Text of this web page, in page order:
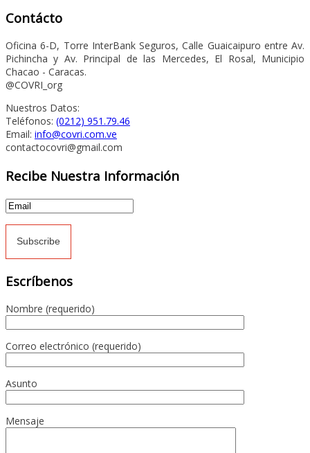
Contácto
Oficina 6-D, Torre InterBank Seguros, Calle Guaicaipuro entre Av.
Pichincha y Av. Principal de las Mercedes, El Rosal, Municipio
Chacao - Caracas.
@COVRI_org
Nuestros Datos:
Teléfonos: (0212) 951.79.46
Email: info@covri.com.ve
contactocovri@gmail.com
Recibe Nuestra Información
Escríbenos
Nombre (requerido)
Correo electrónico (requerido)
Asunto
Mensaje